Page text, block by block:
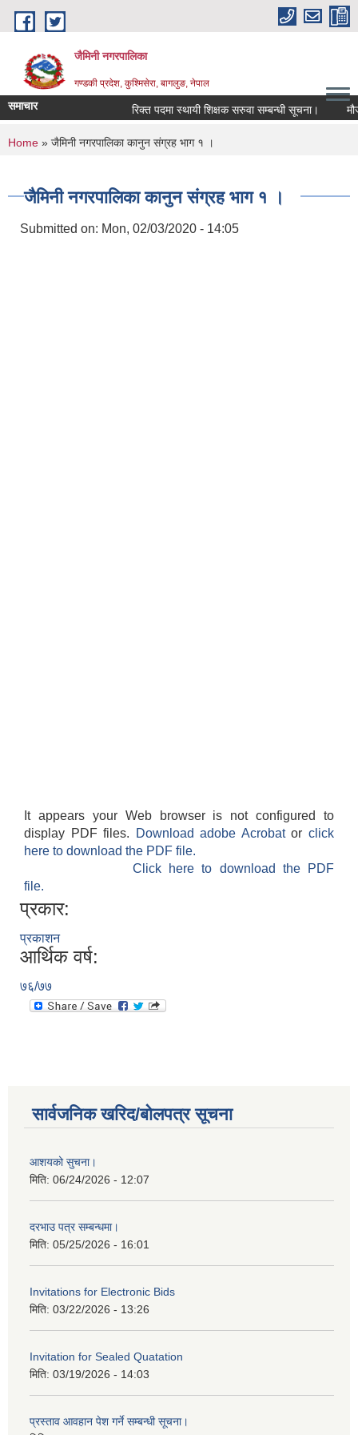
Skip to main content
जैमिनी नगरपालिका
गण्डकी प्रदेश, कुश्मिसेरा, बागलुङ, नेपाल
समाचार रिक्त पदमा स्थायी शिक्षक सरुवा सम्बन्धी सूचना।
You are here
Home » जैमिनी नगरपालिका कानुन संग्रह भाग १ ।
जैमिनी नगरपालिका कानुन संग्रह भाग १ ।
Submitted on: Mon, 02/03/2020 - 14:05
It appears your Web browser is not configured to
display PDF files.
Download adobe Acrobatorclick
here to download the PDF file.
Click here to download the PDF
file.
प्रकार:
प्रकाशन
आर्थिक वर्ष:
७६/७७
सार्वजनिक खरिद/बोलपत्र सूचना
आशयको सुचना।
मिति: 06/24/2026 - 12:07
दरभाउ पत्र सम्बन्धमा।
मिति: 05/25/2026 - 16:01
Invitations for Electronic Bids
मिति: 03/22/2026 - 13:26
Invitation for Sealed Quatation
मिति: 03/19/2026 - 14:03
प्रस्ताव आवहान पेश गर्ने सम्बन्धी सूचना।